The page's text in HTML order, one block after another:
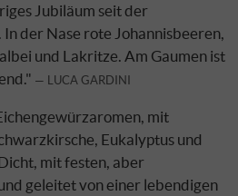
Jubiläum seit der
der Nase rote Johannisbeeren,
und Lakritze. Am Gaumen ist
LUCA GARDINI
mit
Eukalyptus und
mit festen, aber
geleitet von einer lebendigen